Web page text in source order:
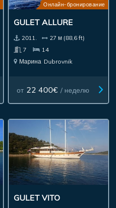
Онлайн-бронирование
GULET ALLURE
2011.
27 м (88,6 ft)
7
14
Марина Dubrovnik
от 22 400€ / неделю
GULET VITO